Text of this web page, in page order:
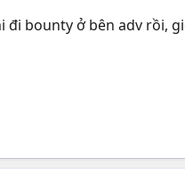
đi bounty ở bên adv rồi,